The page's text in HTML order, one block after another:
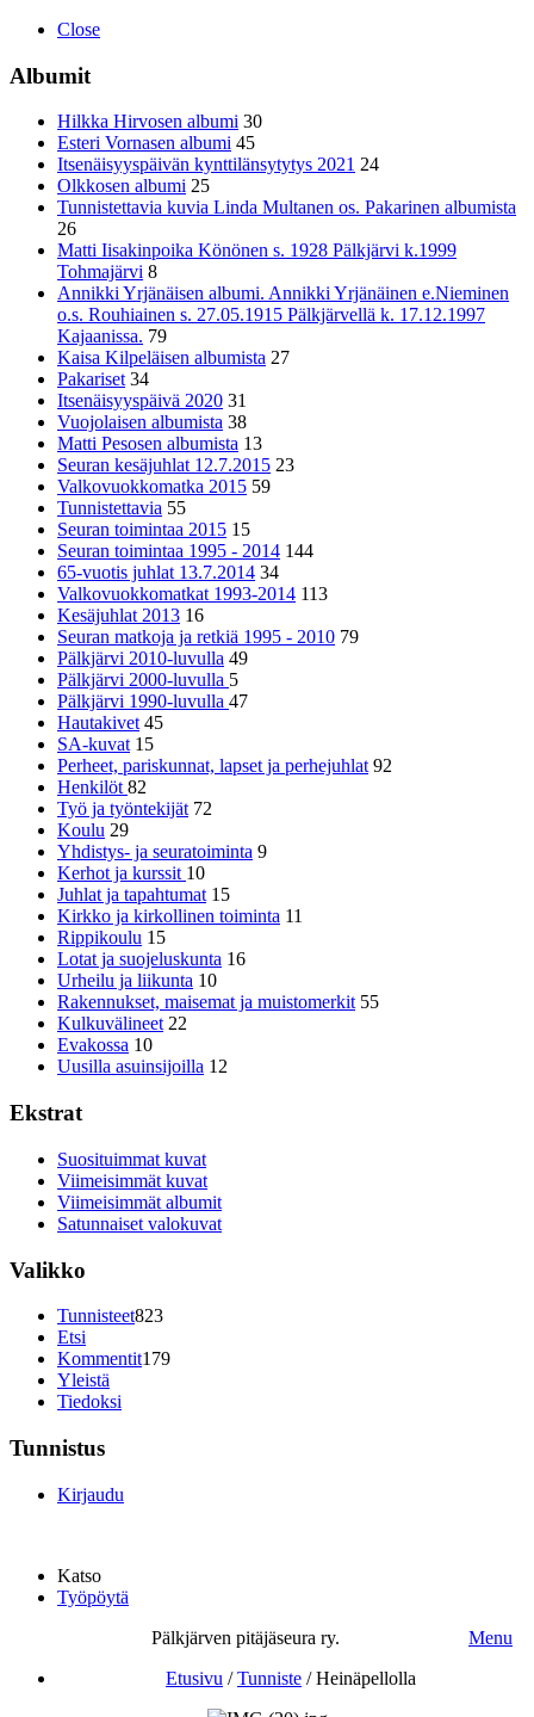
Close
Albumit
Hilkka Hirvosen albumi 30
Esteri Vornasen albumi 45
Itsenäisyyspäivän kynttilänsytytys 2021 24
Olkkosen albumi 25
Tunnistettavia kuvia Linda Multanen os. Pakarinen albumista
26
Matti Iisakinpoika Könönen s. 1928 Pälkjärvi k.1999
Tohmajärvi 8
Annikki Yrjänäisen albumi. Annikki Yrjänäinen e.Nieminen
o.s. Rouhiainen s. 27.05.1915 Pälkjärvellä k. 17.12.1997
Kajaanissa. 79
Kaisa Kilpeläisen albumista 27
Pakariset 34
Itsenäisyyspäivä 2020 31
Vuojolaisen albumista 38
Matti Pesosen albumista 13
Seuran kesäjuhlat 12.7.2015 23
Valkovuokkomatka 2015 59
Tunnistettavia 55
Seuran toimintaa 2015 15
Seuran toimintaa 1995 - 2014 144
65-vuotis juhlat 13.7.2014 34
Valkovuokkomatkat 1993-2014 113
Kesäjuhlat 2013 16
Seuran matkoja ja retkiä 1995 - 2010 79
Pälkjärvi 2010-luvulla 49
Pälkjärvi 2000-luvulla 5
Pälkjärvi 1990-luvulla 47
Hautakivet 45
SA-kuvat 15
Perheet, pariskunnat, lapset ja perhejuhlat 92
Henkilöt82
Työ ja työntekijät 72
Koulu 29
Yhdistys- ja seuratoiminta 9
Kerhot ja kurssit 10
Juhlat ja tapahtumat 15
Kirkko ja kirkollinen toiminta 11
Rippikoulu 15
Lotat ja suojeluskunta 16
Urheilu ja liikunta 10
Rakennukset, maisemat ja muistomerkit 55
Kulkuvälineet 22
Evakossa 10
Uusilla asuinsijoilla 12
Ekstrat
Suosituimmat kuvat
Viimeisimmät kuvat
Viimeisimmät albumit
Satunnaiset valokuvat
Valikko
Tunnisteet823
Etsi
Kommentit179
Yleistä
Tiedoksi
Tunnistus
Kirjaudu
Katso
Työpöytä
Pälkjärven pitäjäseura ry.
Menu
Etusivu /Tunniste /Heinäpellolla